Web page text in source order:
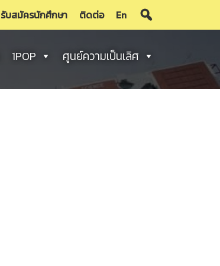
รับสมัครนักศึกษา ติดต่อ En
1POP ศูนย์ความเป็นเลิศ